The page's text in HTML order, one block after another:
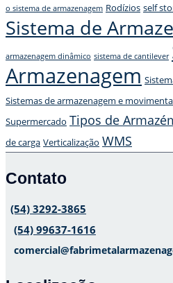
o sistema de armazenagem Rodízios self
Sistema de
armazenagem dinâmico sistema de cantilever
Armazenagem
Sistemas de armazenagem e
Supermercado Tipos de
de carga Verticalização WMS
Contato
(54) 3292-3865
(54) 99637-1616